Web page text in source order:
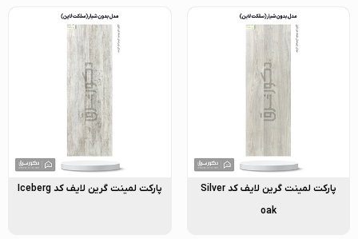
پارکت لمینت گرین لایف کد Silver
oak
پارکت لمینت گرین لایف کد Iceberg